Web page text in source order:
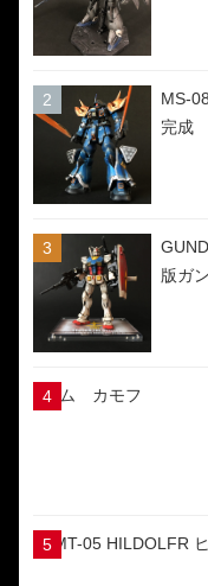
MS-
完成
版ガ
ゲム カモフ
YMT-05 HILDOLFR